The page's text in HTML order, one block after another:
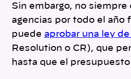
Sin embargo, no siempre
agencias por todo el año
puede aprobar una ley
Resolution o CR), que
hasta que el